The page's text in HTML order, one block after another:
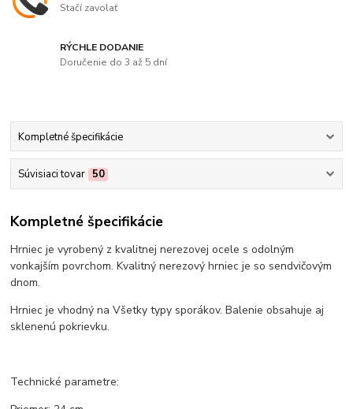
Stačí zavolať
RÝCHLE DODANIE
Doručenie do 3 až 5 dní
Kompletné špecifikácie
Súvisiaci tovar 50
Kompletné špecifikácie
Hrniec je vyrobený z kvalitnej nerezovej ocele s odolným
vonkajším povrchom. Kvalitný nerezový hrniec je so sendvičovým
dnom.
Hrniec je vhodný na Všetky typy sporákov. Balenie obsahuje aj
sklenenú pokrievku.
Technické parametre: